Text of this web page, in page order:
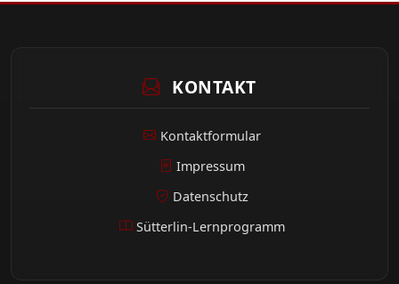
KONTAKT
Kontaktformular
Impressum
Datenschutz
Sütterlin-Lernprogramm